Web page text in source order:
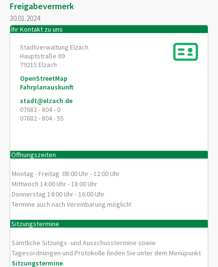
Freigabevermerk
30.01.2024
Ihr Kontakt zu uns
Stadtverwaltung Elzach
Hauptstraße 69
79215 Elzach
OpenStreetMap
Fahrplanauskunft
stadt@elzach.de
07682 - 804 - 0
07682 - 804 - 55
Öffnungszeiten
Montag - Freitag 08:00 Uhr - 12:00 Uhr
Mittwoch 14:00 Uhr - 18:00 Uhr
Donnerstag 14:00 Uhr - 16:00 Uhr
Termine auch nach Vereinbarung möglich!
Sitzungstermine
Sämtliche Sitzungs- und Ausschusstermine sowie
Tagesordnungen und Protokolle finden Sie unter dem Menüpunkt
Sitzungstermine.